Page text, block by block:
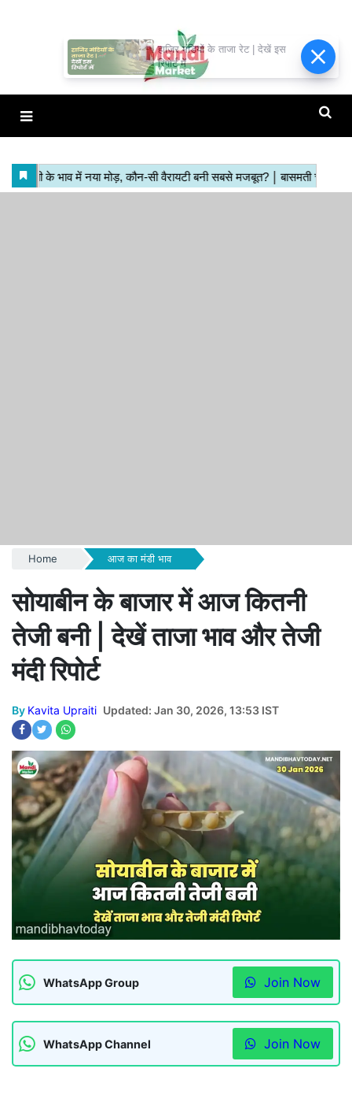
Home आज का मंडी भाव
सोयाबीन के बाजार में आज कितनी
तेजी बनी | देखें ताजा भाव और तेजी
मंदी रिपोर्ट
By Kavita Upraiti Updated: Jan 30, 2026, 13:53 IST
WhatsApp Group Join Now
WhatsApp Channel Join Now
हाजिर मंडियों के ताजा रेट | देखें इस
रिपोर्ट में